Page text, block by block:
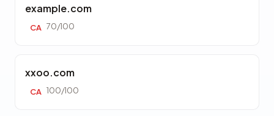
example.com
CA 70/100
xxoo.com
CA 100/100